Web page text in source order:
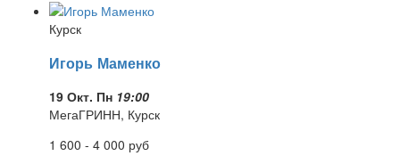
Курск
Игорь Маменко
19 Окт. Пн 19:00
МегаГРИНН, Курск
1 600 - 4 000 руб